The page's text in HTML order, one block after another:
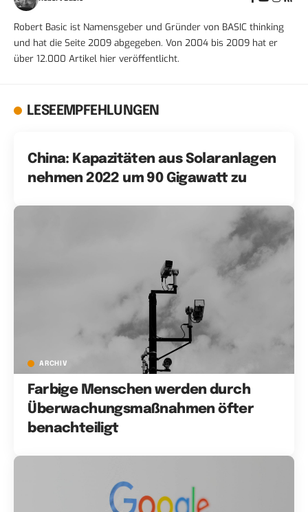
Robert Basic ist Namensgeber und Gründer von BASIC thinking
und hat die Seite 2009 abgegeben. Von 2004 bis 2009 hat er
über 12.000 Artikel hier veröffentlicht.
LESEEMPFEHLUNGEN
China: Kapazitäten aus Solaranlagen
nehmen 2022 um 90 Gigawatt zu
ARCHIV
Farbige Menschen werden durch
Überwachungsmaßnahmen öfter
benachteiligt